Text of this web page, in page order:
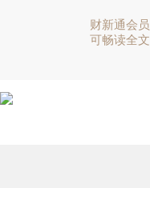
财新通会员
可畅读全文